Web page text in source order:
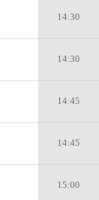
14:30
14:30
14:45
14:45
15:00